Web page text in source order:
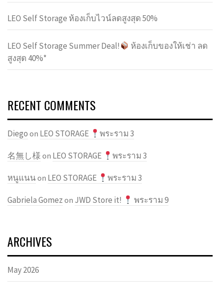
LEO Self Storage ห้องเก็บไวน์ลดสูงสุด 50%
LEO Self Storage Summer Deal!
ห้องเก็บของให้เช่า ลด
สูงสุด 40%*
RECENT COMMENTS
Diego on LEO STORAGE พระราม 3
名無し様 on LEO STORAGE พระราม 3
หนูแนน on LEO STORAGE พระราม 3
Gabriela Gomez on JWD Store it! พระราม 9
ARCHIVES
May 2026